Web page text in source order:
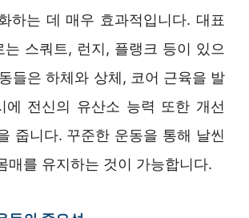
하는 데 매우 효과적입니다. 대표
는 스쿼트, 런지, 플랭크 등이 있으
들은 하체와 상체, 코어 근육을 발
에 전신의 유산소 능력 또한 개선
줍니다. 꾸준한 운동을 통해 날씬
매를 유지하는 것이 가능합니다.